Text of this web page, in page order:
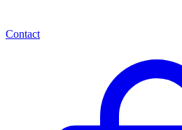
Contact